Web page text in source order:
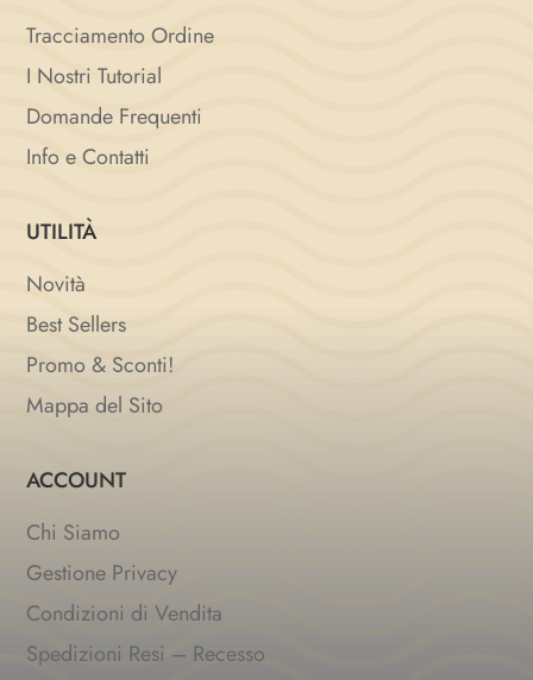
Tracciamento Ordine
I Nostri Tutorial
Domande Frequenti
Info e Contatti
UTILITÀ
Novità
Best Sellers
Promo & Sconti!
Mappa del Sito
ACCOUNT
Chi Siamo
Gestione Privacy
Condizioni di Vendita
Spedizioni Resi – Recesso